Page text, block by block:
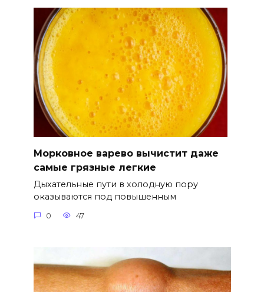
Морковное варево вычистит даже
самые грязные легкие
Дыхательные пути в холодную пору
оказываются под повышенным
0 47